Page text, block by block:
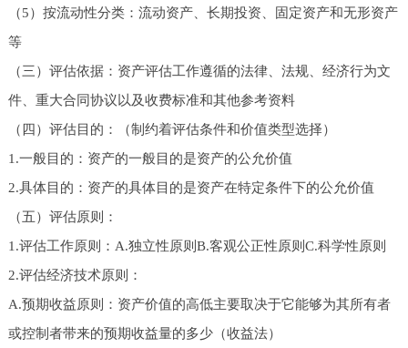
（5）按流动性分类：流动资产、长期投资、固定资产和无形资产
等
（三）评估依据：资产评估工作遵循的法律、法规、经济行为文
件、重大合同协议以及收费标准和其他参考资料
（四）评估目的：（制约着评估条件和价值类型选择）
1.一般目的：资产的一般目的是资产的公允价值
2.具体目的：资产的具体目的是资产在特定条件下的公允价值
（五）评估原则：
1.评估工作原则：A.独立性原则B.客观公正性原则C.科学性原则
2.评估经济技术原则：
A.预期收益原则：资产价值的高低主要取决于它能够为其所有者
或控制者带来的预期收益量的多少（收益法）